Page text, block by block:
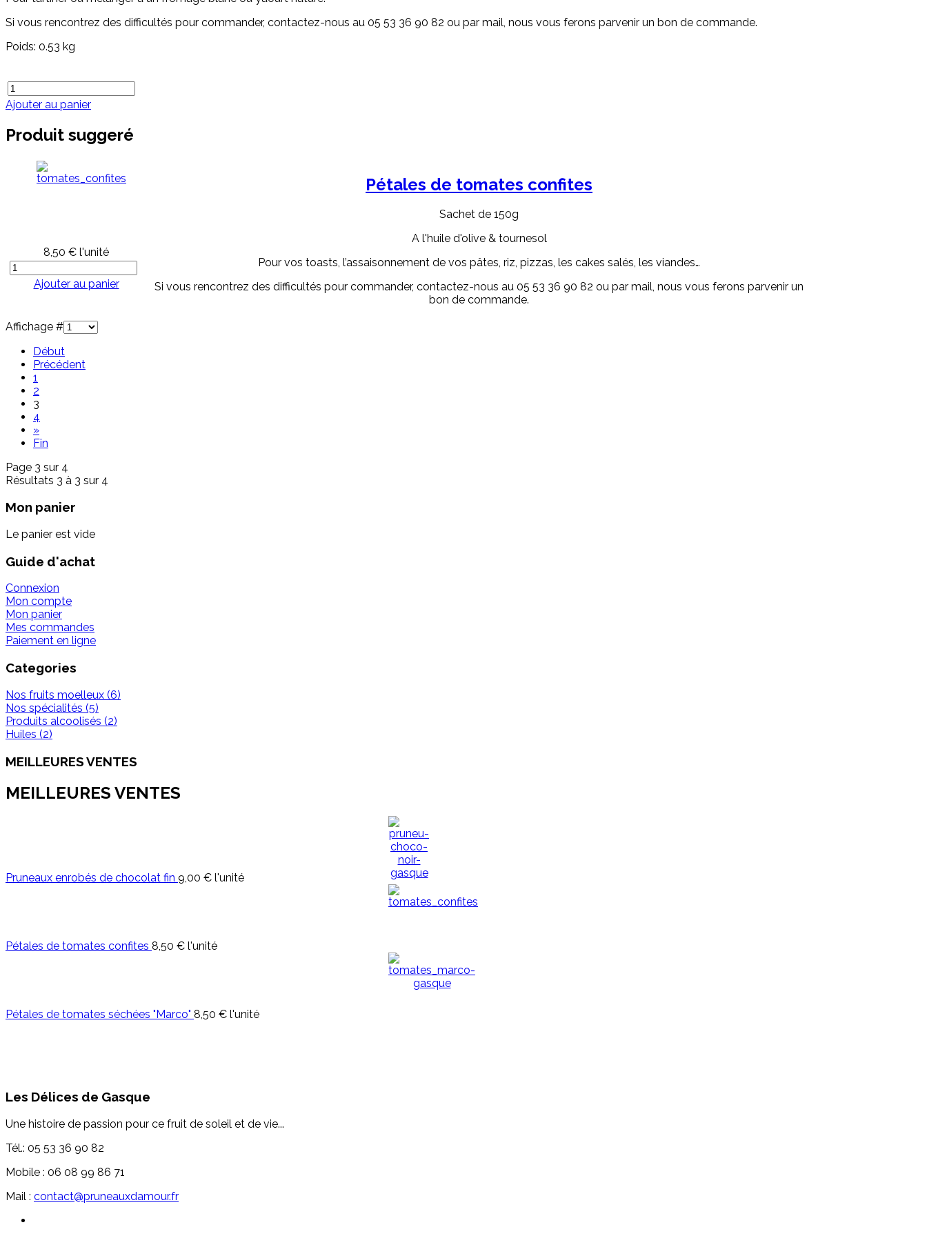
Si vous rencontrez des difficultés pour commander, contactez-nous au 05 53 36 90 82 ou par mail, nous vous ferons parvenir un bon de commande.
Poids: 0.53 kg
Ajouter au panier
Produit suggeré
8,50 € l'unité
Ajouter au panier
Pétales de tomates confites
Sachet de 150g
A l'huile d'olive & tournesol
Pour vos toasts, l’assaisonnement de vos pâtes, riz, pizzas, les cakes salés, les viandes…
Si vous rencontrez des difficultés pour commander, contactez-nous au 05 53 36 90 82 ou par mail, nous vous ferons parvenir un
bon de commande.
Affichage #
Début
Précédent
1
2
3
4
»
Fin
Page 3 sur 4
Résultats 3 à 3 sur 4
Mon panier
Le panier est vide
Guide d'achat
Connexion
Mon compte
Mon panier
Mes commandes
Paiement en ligne
Categories
Nos fruits moelleux (6)
Nos spécialités (5)
Produits alcoolisés (2)
Huiles (2)
MEILLEURES VENTES
MEILLEURES VENTES
Pruneaux enrobés de chocolat fin 9,00 € l'unité
Pétales de tomates confites 8,50 € l'unité
Pétales de tomates séchées "Marco" 8,50 € l'unité
Les Délices de Gasque
Une histoire de passion pour ce fruit de soleil et de vie...
Tél.: 05 53 36 90 82
Mobile : 06 08 99 86 71
Mail : contact@pruneauxdamour.fr